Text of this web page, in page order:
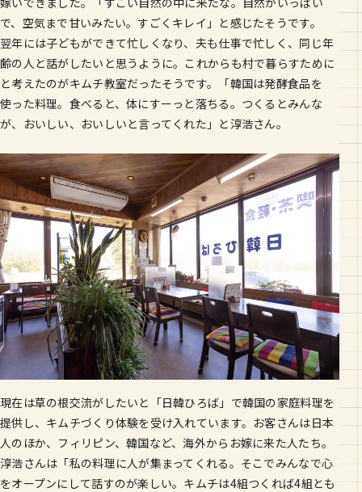
で、空気まで甘いみたい。すごくキレイ」と感じたそうです。
翌年には子どもができて忙しくなり、夫も仕事で忙しく、同じ年
齢の人と話がしたいと思うように。これからも村で暮らすために
と考えたのがキムチ教室だったそうです。「韓国は発酵食品を
使った料理。食べると、体にすーっと落ちる。つくるとみんな
が、おいしい、おいしいと言ってくれた」と淳浩さん。
現在は草の根交流がしたいと「日韓ひろば」で韓国の家庭料理を
提供し、キムチづくり体験を受け入れています。お客さんは日本
人のほか、フィリピン、韓国など、海外からお嫁に来た人たち。
淳浩さんは「私の料理に人が集まってくれる。そこでみんなで心
をオープンにして話すのが楽しい。キムチは4組つくれば4組とも